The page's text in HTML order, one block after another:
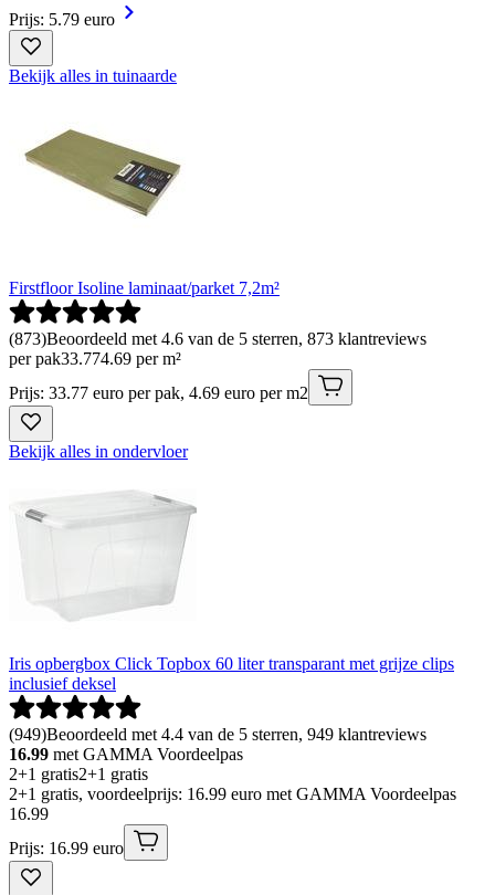
Prijs: 5.79 euro
Bekijk alles in tuinaarde
Firstfloor Isoline laminaat/parket 7,2m²
(873)Beoordeeld met 4.6 van de 5 sterren, 873 klantreviews
per pak33.774.69 per m²
Prijs: 33.77 euro per pak, 4.69 euro per m2
Bekijk alles in ondervloer
Iris opbergbox Click Topbox 60 liter transparant met grijze clips
inclusief deksel
(949)Beoordeeld met 4.4 van de 5 sterren, 949 klantreviews
16.99 met GAMMA Voordeelpas
2+1 gratis2+1 gratis
2+1 gratis, voordeelprijs: 16.99 euro met GAMMA Voordeelpas
16.99
Prijs: 16.99 euro